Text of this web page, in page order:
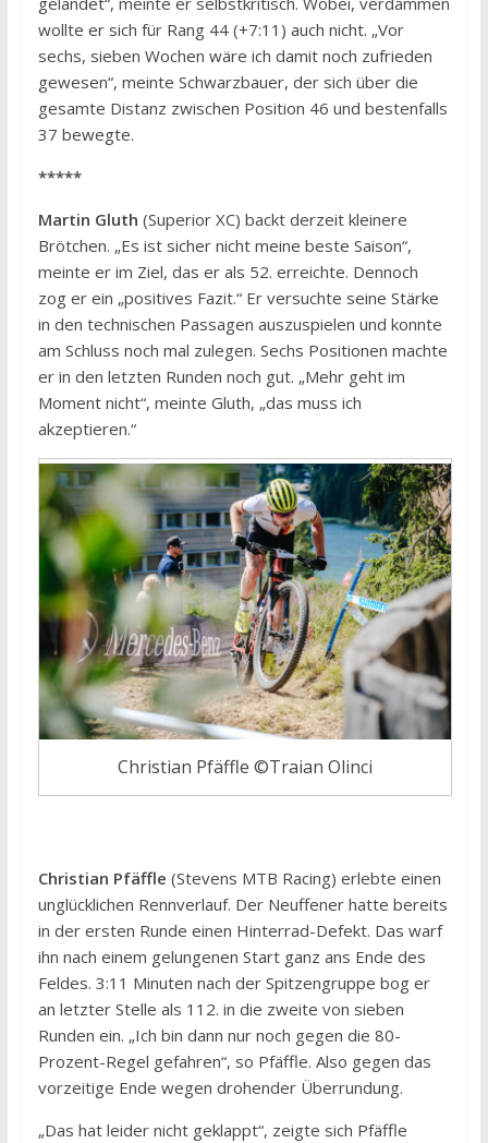
wollte er sich für Rang 44 (+7:11) auch nicht. „Vor
sechs, sieben Wochen wäre ich damit noch zufrieden
gewesen“, meinte Schwarzbauer, der sich über die
gesamte Distanz zwischen Position 46 und bestenfalls
37 bewegte.
*****
Martin Gluth (Superior XC) backt derzeit kleinere
Brötchen. „Es ist sicher nicht meine beste Saison“,
meinte er im Ziel, das er als 52. erreichte. Dennoch
zog er ein „positives Fazit.“ Er versuchte seine Stärke
in den technischen Passagen auszuspielen und konnte
am Schluss noch mal zulegen. Sechs Positionen machte
er in den letzten Runden noch gut. „Mehr geht im
Moment nicht“, meinte Gluth, „das muss ich
akzeptieren.“
Christian Pfäffle ©Traian Olinci
Christian Pfäffle (Stevens MTB Racing) erlebte einen
unglücklichen Rennverlauf. Der Neuffener hatte bereits
in der ersten Runde einen Hinterrad-Defekt. Das warf
ihn nach einem gelungenen Start ganz ans Ende des
Feldes. 3:11 Minuten nach der Spitzengruppe bog er
an letzter Stelle als 112. in die zweite von sieben
Runden ein. „Ich bin dann nur noch gegen die 80-
Prozent-Regel gefahren“, so Pfäffle. Also gegen das
vorzeitige Ende wegen drohender Überrundung.
„Das hat leider nicht geklappt“, zeigte sich Pfäffle